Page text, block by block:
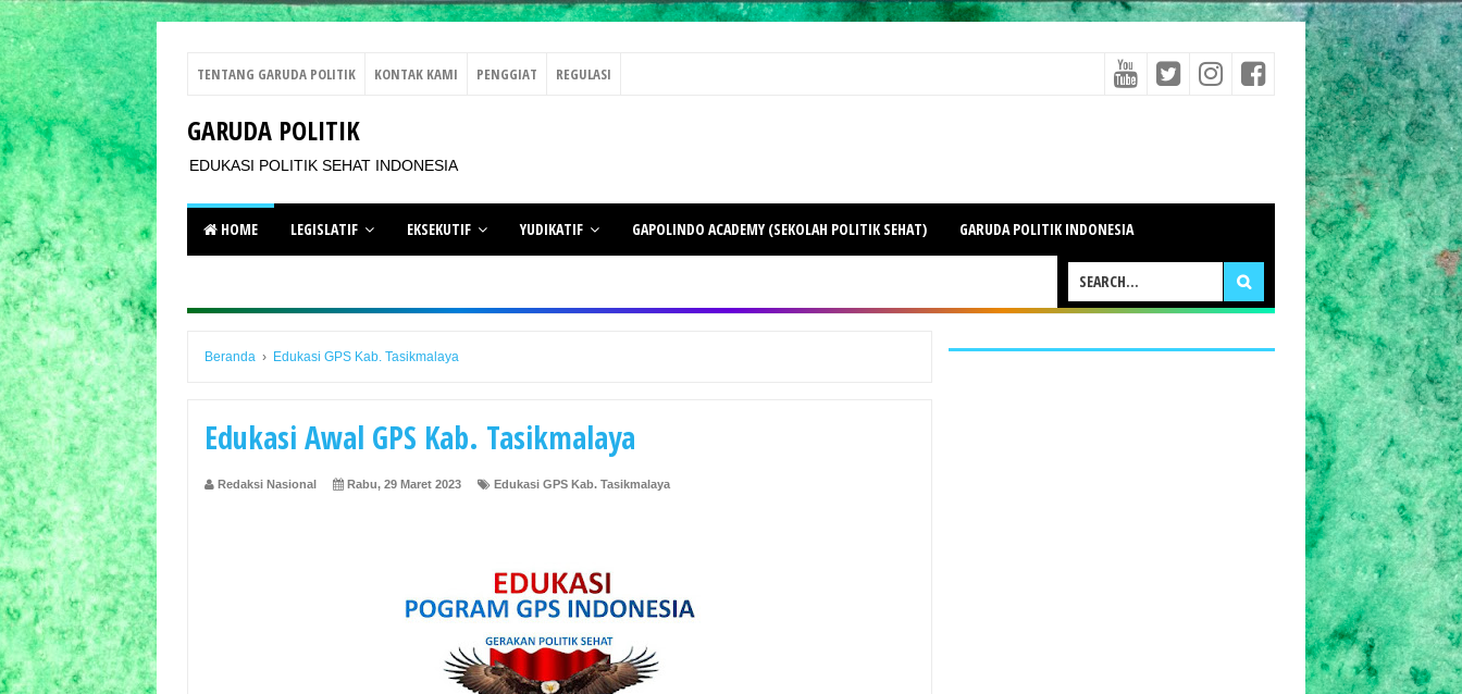
TENTANG GARUDA POLITIK KONTAK KAMI PENGGIAT REGULASI
GARUDA POLITIK
EDUKASI POLITIK SEHAT INDONESIA
HOME LEGISLATIF EKSEKUTIF YUDIKATIF GAPOLINDO ACADEMY (SEKOLAH POLITIK SEHAT) GARUDA POLITIK INDONESIA
Beranda › Edukasi GPS Kab. Tasikmalaya
Edukasi Awal GPS Kab. Tasikmalaya
Redaksi Nasional Rabu, 29 Maret 2023 Edukasi GPS Kab. Tasikmalaya